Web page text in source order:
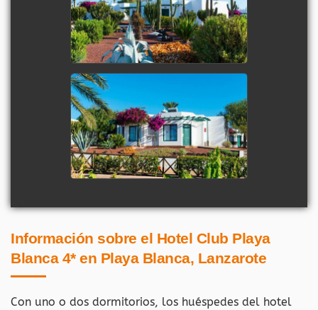
Información sobre el Hotel Club Playa
Blanca 4* en Playa Blanca, Lanzarote
Con uno o dos dormitorios, los huéspedes del hotel